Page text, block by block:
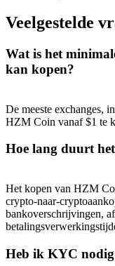
Doorverwijzing
BTC Welcome Rewards
BTC Welcome
Deposit & Trade
Veelgestelde
Wat is het
kan kopen?
De meeste exchanges,
HZM Coin vanaf $1 te
Hoe lang duurt
Het kopen van HZM
crypto-naar-
bankoverschrijvingen,
Heb ik KYC